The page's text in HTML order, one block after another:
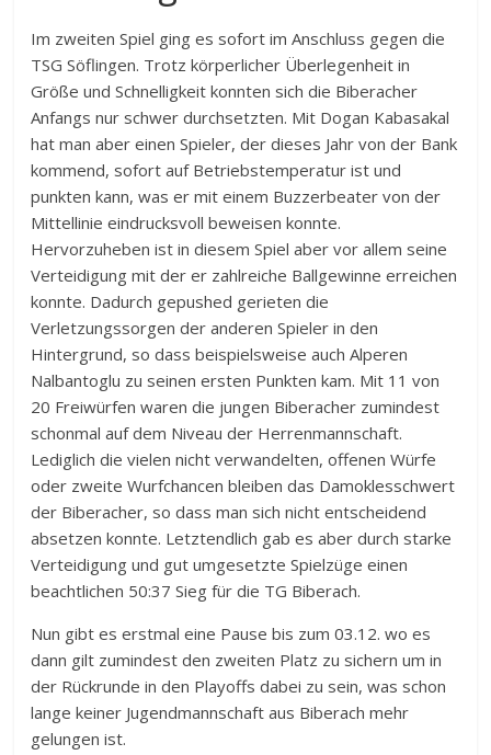
Im zweiten Spiel ging es sofort im Anschluss gegen die
TSG Söflingen. Trotz körperlicher Überlegenheit in
Größe und Schnelligkeit konnten sich die Biberacher
Anfangs nur schwer durchsetzten. Mit Dogan Kabasakal
hat man aber einen Spieler, der dieses Jahr von der Bank
kommend, sofort auf Betriebstemperatur ist und
punkten kann, was er mit einem Buzzerbeater von der
Mittellinie eindrucksvoll beweisen konnte.
Hervorzuheben ist in diesem Spiel aber vor allem seine
Verteidigung mit der er zahlreiche Ballgewinne erreichen
konnte. Dadurch gepushed gerieten die
Verletzungssorgen der anderen Spieler in den
Hintergrund, so dass beispielsweise auch Alperen
Nalbantoglu zu seinen ersten Punkten kam. Mit 11 von
20 Freiwürfen waren die jungen Biberacher zumindest
schonmal auf dem Niveau der Herrenmannschaft.
Lediglich die vielen nicht verwandelten, offenen Würfe
oder zweite Wurfchancen bleiben das Damoklesschwert
der Biberacher, so dass man sich nicht entscheidend
absetzen konnte. Letztendlich gab es aber durch starke
Verteidigung und gut umgesetzte Spielzüge einen
beachtlichen 50:37 Sieg für die TG Biberach.
Nun gibt es erstmal eine Pause bis zum 03.12. wo es
dann gilt zumindest den zweiten Platz zu sichern um in
der Rückrunde in den Playoffs dabei zu sein, was schon
lange keiner Jugendmannschaft aus Biberach mehr
gelungen ist.